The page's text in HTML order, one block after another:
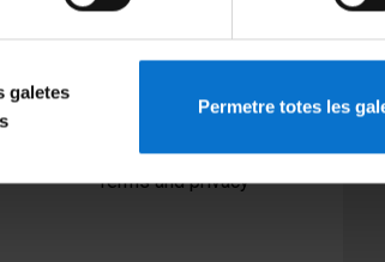
galetes
Permetre totes les
Terms and privacy